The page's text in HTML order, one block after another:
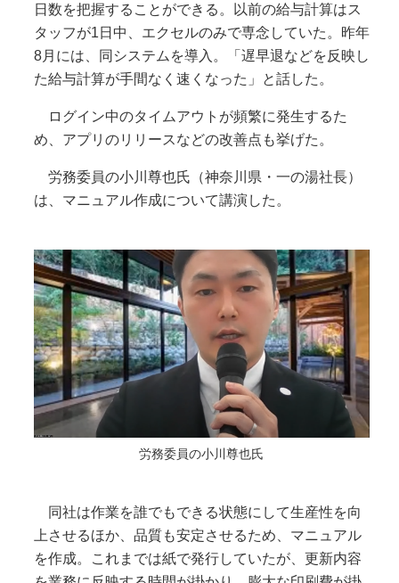
日数を把握することができる。以前の給与計算はス
タッフが1日中、エクセルのみで専念していた。昨年
8月には、同システムを導入。「遅早退などを反映し
た給与計算が手間なく速くなった」と話した。
ログイン中のタイムアウトが頻繁に発生するた
め、アプリのリリースなどの改善点も挙げた。
労務委員の小川尊也氏（神奈川県・一の湯社長）
は、マニュアル作成について講演した。
労務委員の小川尊也氏
同社は作業を誰でもできる状態にして生産性を向
上させるほか、品質も安定させるため、マニュアル
を作成。これまでは紙で発行していたが、更新内容